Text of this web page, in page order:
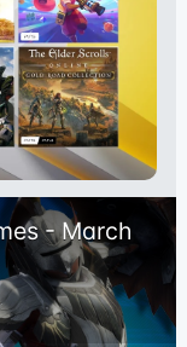
- March